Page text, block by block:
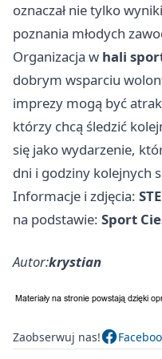
oznaczał nie tylko
poznania młodych
Organizacja w hali
dobrym wsparciu
imprezy mogą być
którzy chcą śledzić
się jako wydarzenie,
dni i godziny kolejnych
Informacje i zdjęcia:
na podstawie: Sport
Autor:krystian
Zaobserwuj nas!